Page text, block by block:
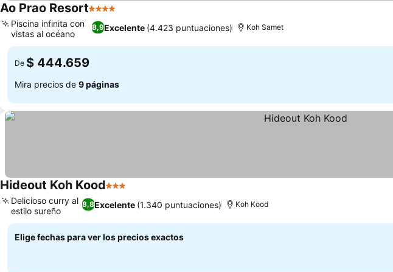
Ao Prao Resort4 Estrellas
8,9Excelente (4.423 puntuaciones)
Piscina infinita con
vistas al océano
Koh Samet
De $ 444.659
Mira precios de 9 páginas
Hideout Koh Kood3 Estrellas
8,8Excelente (1.340 puntuaciones)
Delicioso curry al
estilo sureño
Koh Kood
Elige fechas para ver los precios exactos